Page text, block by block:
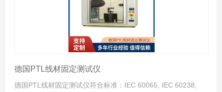
德国PTL线材固定测试仪
德国PTL线材固定测试仪符合标准：IEC 60065, IEC 60238,